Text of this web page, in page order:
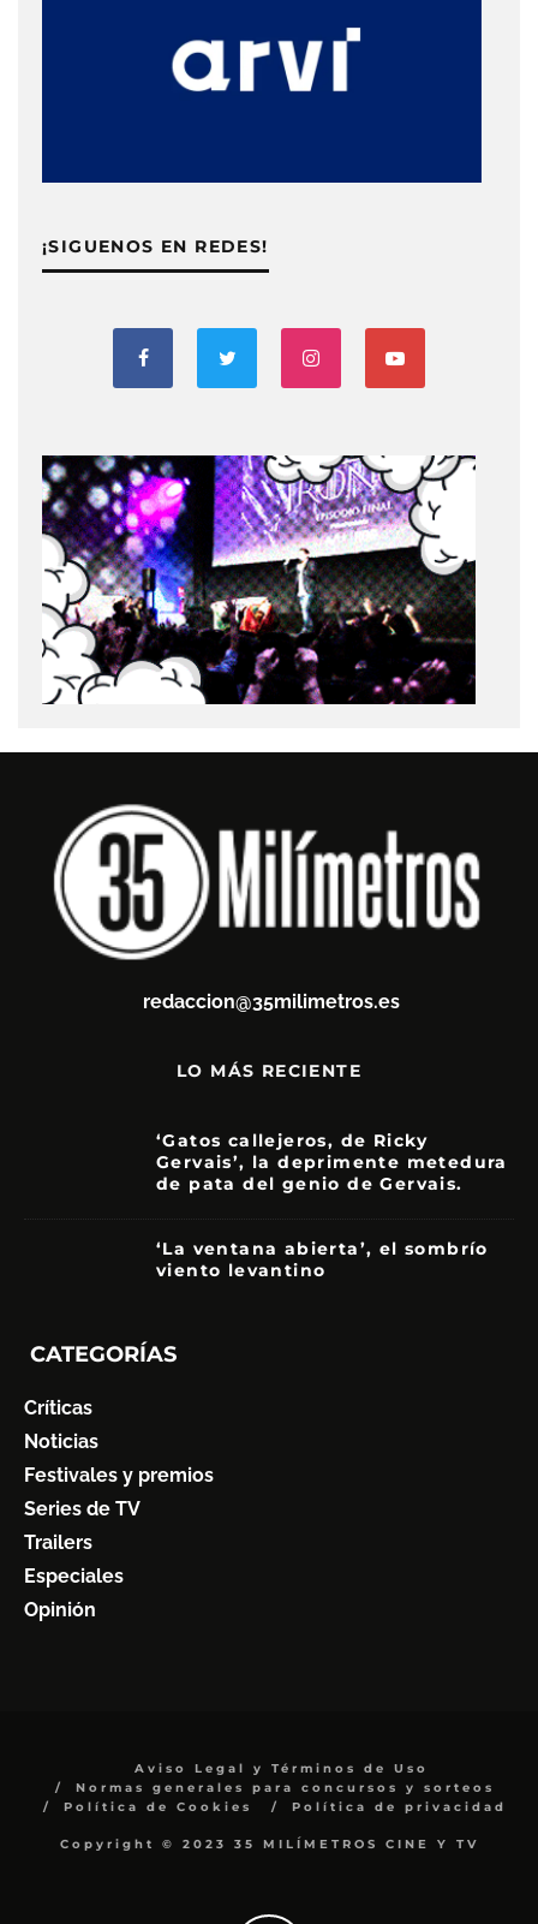
¡SIGUENOS EN REDES!
redaccion@35milimetros.es
LO MÁS RECIENTE
‘Gatos callejeros, de Ricky
Gervais’, la deprimente metedura
de pata del genio de Gervais.
‘La ventana abierta’, el sombrío
viento levantino
CATEGORÍAS
Críticas
Noticias
Festivales y premios
Series de TV
Trailers
Especiales
Opinión
Aviso Legal y Términos de Uso
Normas generales para concursos y sorteos
Política de Cookies
Política de privacidad
Copyright © 2023 35 MILÍMETROS CINE Y TV